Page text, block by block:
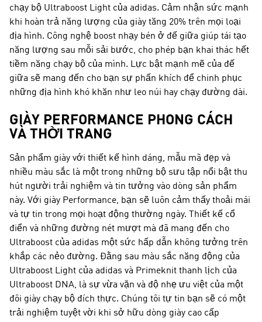
chạy bộ Ultraboost Light của adidas. Cảm nhận sức mạnh
khi hoàn trả năng lượng của giày tăng 20% trên mọi loại
địa hình. Công nghệ boost nhạy bén ở đế giữa giúp tái tạo
năng lượng sau mỗi sải bước, cho phép bạn khai thác hết
tiềm năng chạy bộ của mình. Lực bật mạnh mẽ của đế
giữa sẽ mang đến cho bạn sự phấn khích để chinh phục
những địa hình khó khăn như leo núi hay chạy đường dài.
GIÀY PERFORMANCE PHONG CÁCH
VÀ THỜI TRANG
Sản phẩm giày với thiết kế hình dáng, mẫu mã đẹp và
nhiều màu sắc là một trong những bộ sưu tập nổi bật thu
hút người trải nghiệm và tin tưởng vào dòng sản phẩm
này. Với giày Performance, bạn sẽ luôn cảm thấy thoải mái
và tự tin trong mọi hoạt động thường ngày. Thiết kế cổ
điển và những đường nét mượt mà đã mang đến cho
Ultraboost của adidas một sức hấp dẫn không tưởng trên
khắp các nẻo đường. Đằng sau màu sắc năng động của
Ultraboost Light của adidas và Primeknit thanh lịch của
Ultraboost DNA, là sự vừa vặn và độ nhẹ ưu việt của một
đôi giày chạy bộ đích thực. Chúng tôi tự tin bạn sẽ có một
trải nghiệm tuyệt vời khi sở hữu dòng giày cao cấp